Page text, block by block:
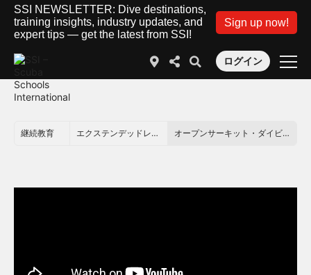
SSI NEWSLETTER: Dive destinations,
training insights, industry updates, and
expert tips — get the latest from SSI!
Sign up now!
ログイン
継続教育 エクステンデッドレンジ オープンサーキット・ダイビング